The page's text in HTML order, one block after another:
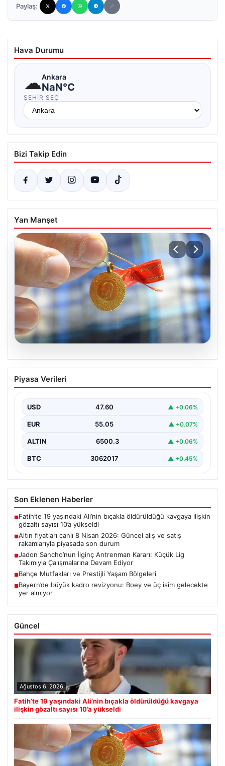
Paylaş:
Hava Durumu
☁Ankara
NaN°C
ŞEHIR SEÇ
Bizi Takip Edin
Yan Manşet
05.08.2026
Altın fiyatları canlı 8 Nisan 2026:
Güncel alış ve satış rakamlarıyla
Altın piyasası, son dönemlerde yaşanan jeopolitik
hareketli bir…
Piyasa Verileri
USD 47.60 ▲ +0.06%
EUR 55.05 ▲ +0.07%
ALTIN 6500.3 ▲ +0.06%
BTC 3062017 ▲ +0.45%
Son Eklenen Haberler
■Fatih’te 19 yaşındaki Ali’nin bıçakla öldürüldüğü kavgaya ilişkin
gözaltı sayısı 10’a yükseldi
■Altın fiyatları canlı 8 Nisan 2026: Güncel alış ve satış
rakamlarıyla piyasada son durum
■Jadon Sancho’nun İlginç Antrenman Kararı: Küçük Lig
Takımıyla Çalışmalarına Devam Ediyor
■Bahçe Mutfakları ve Prestijli Yaşam Bölgeleri
■Bayern’de büyük kadro revizyonu: Boey ve üç isim gelecekte
yer almıyor
Güncel
Ağustos 6, 2026
Fatih’te 19 yaşındaki Ali’nin bıçakla öldürüldüğü kavgaya
ilişkin gözaltı sayısı 10’a yükseldi